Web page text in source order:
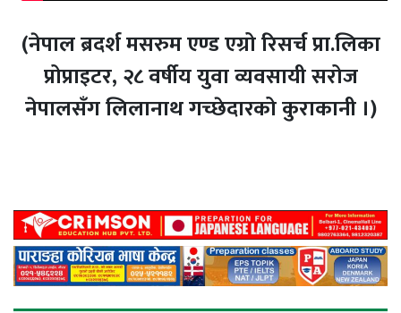
(नेपाल ब्रदर्श मसरुम एण्ड एग्रो रिसर्च प्रा.लिका
प्रोप्राइटर, २८ वर्षीय युवा व्यवसायी सरोज
नेपालसँग लिलानाथ गच्छेदारको कुराकानी ।)